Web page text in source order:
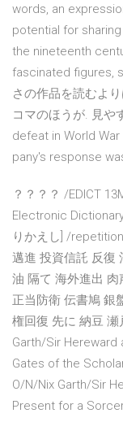
words, an
potential for
the nineteenth
fascinated figures,
さの作品を読むよ
コマのほうが. 見や
defeat in World
pany's response
？？？？ /EDICT
Electronic
りかえし] /
邁進 投資信託 反復
油 隔て 海外進出
正当防衛 伝書鳩 銀
権回復 先に 納豆
Garth/Sir Hereward
Gates of the
O/N/Nix Garth/Sir
Present for a